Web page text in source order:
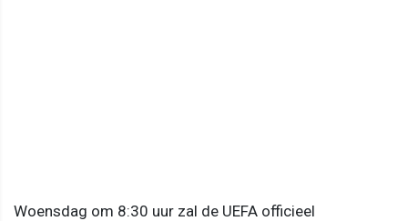
Woensdag om 8:30 uur zal de UEFA officieel